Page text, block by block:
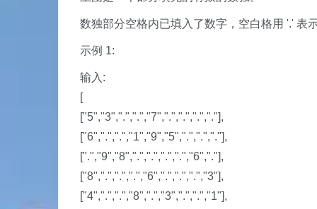
数独部分空格内已填入了数字，空白格用 '.' 表
示例 1:
输入:
[
["5","3",".",".","7",".",".",".","."],
["6",".",".","1","9","5",".",".","."],
[".","9","8",".",".",".",".","6","."],
["8",".",".",".","6",".",".",".","3"],
["4",".",".","8",".","3",".",".","1"],